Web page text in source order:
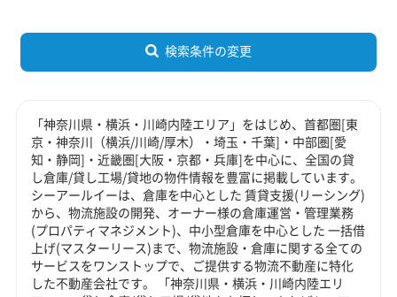
検索条件の変更
「神奈川県・横浜・川崎内陸エリア」をはじめ、首都圏[東
京・神奈川（横浜/川崎/厚木）・埼玉・千葉]・中部圏[愛
知・静岡]・近畿圏[大阪・京都・兵庫]を中心に、全国の貸
し倉庫/貸し工場/貸地の物件情報を豊富に掲載しています。
シーアールイーは、倉庫を中心とした 賃貸支援(リーシング)
から、物流施設の開発、オーナー様の倉庫運営・管理業務
(プロパティマネジメント)、中小型倉庫を中心とした 一括借
上げ(マスターリース)まで、物流施設・倉庫に関する全ての
サービスをワンストップで、ご提供する物流不動産に特化
した不動産会社です。 「神奈川県・横浜・川崎内陸エリ